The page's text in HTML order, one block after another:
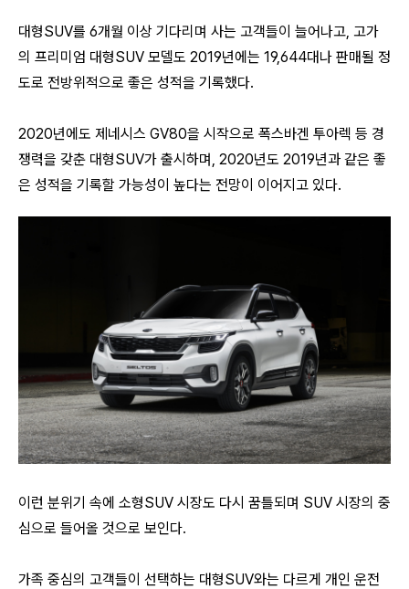
대형SUV를 6개월 이상 기다리며 사는 고객들이 늘어나고, 고가
의 프리미엄 대형SUV 모델도 2019년에는 19,644대나 판매될 정
도로 전방위적으로 좋은 성적을 기록했다.
2020년에도 제네시스 GV80을 시작으로 폭스바겐 투아렉 등 경
쟁력을 갖춘 대형SUV가 출시하며, 2020년도 2019년과 같은 좋
은 성적을 기록할 가능성이 높다는 전망이 이어지고 있다.
이런 분위기 속에 소형SUV 시장도 다시 꿈틀되며 SUV 시장의 중
심으로 들어올 것으로 보인다.
가족 중심의 고객들이 선택하는 대형SUV와는 다르게 개인 운전